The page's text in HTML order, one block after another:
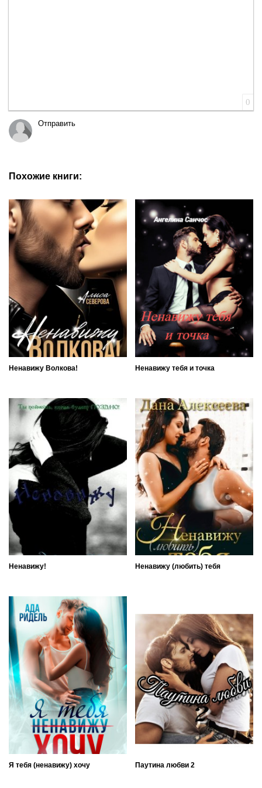
0
Отправить
Похожие книги:
Ненавижу Волкова! Ненавижу тебя и точка
Ненавижу! Ненавижу (любить) тебя
Я тебя (ненавижу) хочу Паутина любви 2